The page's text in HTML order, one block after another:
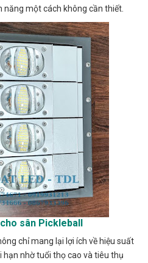
năng một cách không cần thiết.
sân Pickleball
chỉ mang lại lợi ích về hiệu suất
hạn nhờ tuổi thọ cao và tiêu thụ